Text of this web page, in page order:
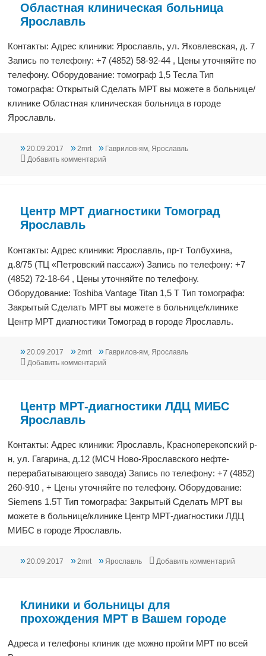
Областная клиническая больница
Ярославль
Контакты: Адрес клиники: Ярославль, ул. Яковлевская, д. 7
Запись по телефону: +7 (4852) 58-92-44 , Цены уточняйте по
телефону. Оборудование: томограф 1,5 Тесла Тип
томографа: Открытый Сделать МРТ вы можете в больнице/
клинике Областная клиническая больница в городе
Ярославль.
Опубликовано
20.09.2017 Автор
2mrt Рубрики
Гаврилов-ям,Ярославль
Добавить комментарий
Центр МРТ диагностики Томоград
Ярославль
Контакты: Адрес клиники: Ярославль, пр-т Толбухина,
д.8/75 (ТЦ «Петровский пассаж») Запись по телефону: +7
(4852) 72-18-64 , Цены уточняйте по телефону.
Оборудование: Toshiba Vantage Titan 1,5 T Тип томографа:
Закрытый Сделать МРТ вы можете в больнице/клинике
Центр МРТ диагностики Томоград в городе Ярославль.
Опубликовано
20.09.2017 Автор
2mrt Рубрики
Гаврилов-ям,Ярославль
Добавить комментарий
Центр МРТ-диагностики ЛДЦ МИБС
Ярославль
Контакты: Адрес клиники: Ярославль, Красноперекопский р-
н, ул. Гагарина, д.12 (МСЧ Ново-Ярославского нефте-
перерабатывающего завода) Запись по телефону: +7 (4852)
260-910 , + Цены уточняйте по телефону. Оборудование:
Siemens 1.5T Тип томографа: Закрытый Сделать МРТ вы
можете в больнице/клинике Центр МРТ-диагностики ЛДЦ
МИБС в городе Ярославль.
Опубликовано
20.09.2017 Автор
2mrt Рубрики
Ярославль Добавить комментарий
Клиники и больницы для
прохождения МРТ в Вашем городе
Адреса и телефоны клиник где можно пройти МРТ по всей